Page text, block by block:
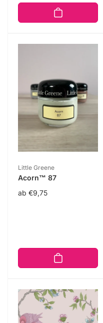
Preis
Anbieter:
Little Greene
Acorn™ 87
Normaler
ab €9,75